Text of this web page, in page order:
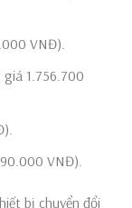
VNĐ).
1.756.700
VNĐ).
bị chuyển đổi